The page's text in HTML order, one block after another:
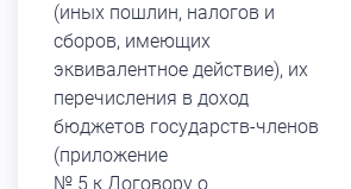
(иных пошлин, налогов и
сборов, имеющих
эквивалентное действие), их
перечисления в доход
бюджетов государств-членов
(приложение
№ 5 к Договору о